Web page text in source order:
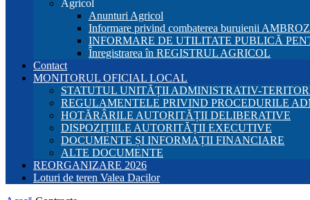
Agricol
Anunturi Agricol
Informare privind combaterea buruienii
INFORMARE DE UTILITATE PUBLICĂ
Înregistrarea în REGISTRUL AGRICOL
Contact
MONITORUL OFICIAL LOCAL
STATUTUL UNITĂȚII ADMINISTRATIV-
REGULAMENTELE PRIVIND PROCEDURILE
HOTĂRÂRILE AUTORITĂȚII DELIBERATIVE
DISPOZIȚIILE AUTORITĂȚII EXECUTIVE
DOCUMENTE ȘI INFORMAȚII FINANCIARE
ALTE DOCUMENTE
REORGANIZARE 2026
Loturi de teren Valea Dacilor